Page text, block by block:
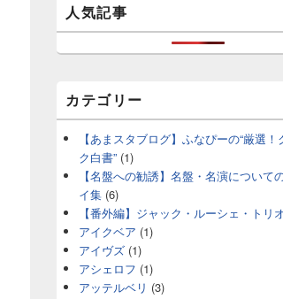
人気記事
カテゴリー
【あまスタブログ】ふなぴーの“厳選！
ク白書” (1)
【名盤への勧誘】名盤・名演について
イ集 (6)
【番外編】ジャック・ルーシェ・トリ
アイクベア (1)
アイヴズ (1)
アシェロフ (1)
アッテルベリ (3)